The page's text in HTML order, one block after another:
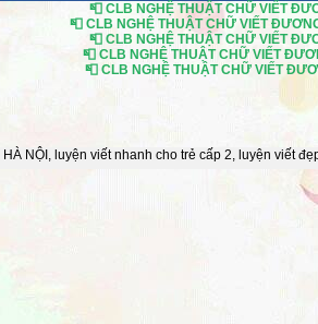
📮 CLB NGHỆ THUẬT CHỮ VIẾT
📮 CLB NGHỆ THUẬT CHỮ VIẾT
📮 CLB NGHỆ THUẬT CHỮ VIẾT
📮 CLB NGHỆ THUẬT CHỮ VIẾT
📮 CLB NGHỆ THUẬT CHỮ VIẾT
NỘI , luyện viết nhanh cho trẻ cấp 2, luyện viết